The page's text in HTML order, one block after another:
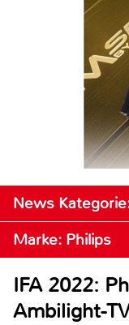
News
Marke: Philips
IFA 2022:
Ambilight-